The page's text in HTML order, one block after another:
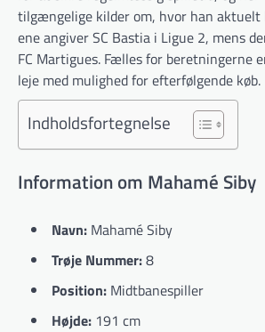
tilgængelige kilder om, hvor han aktuelt
ene angiver SC Bastia i Ligue 2, mens
FC Martigues. Fælles for beretningerne
leje med mulighed for efterfølgende køb.
Indholdsfortegnelse
Information om Mahamé Siby
Navn: Mahamé Siby
Trøje Nummer:8
Position: Midtbanespiller
Højde: 191 cm